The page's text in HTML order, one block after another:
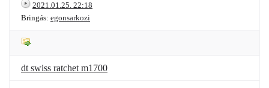
2021.01.25. 22:18
Bringás: egonsarkozi
dt swiss ratchet m1700